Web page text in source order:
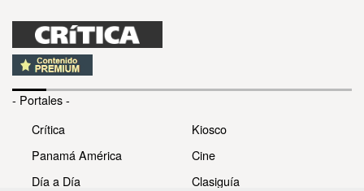
- Portales -
Crítica
Panamá América
Día a Día
Kiosco
Cine
Clasiguía